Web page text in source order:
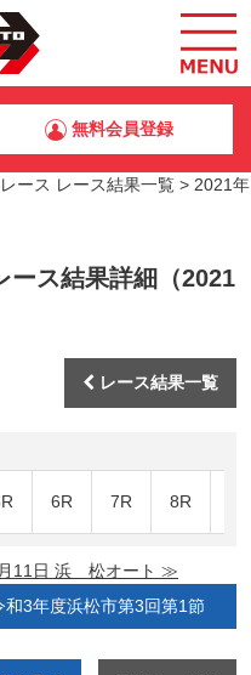
無料会員登録
ース レース結果一覧 > 2021年
ース結果詳細（2021
レース結果一覧
6R 7R 8R
11日 浜 松オート ≫
年度浜松市第3回第1節